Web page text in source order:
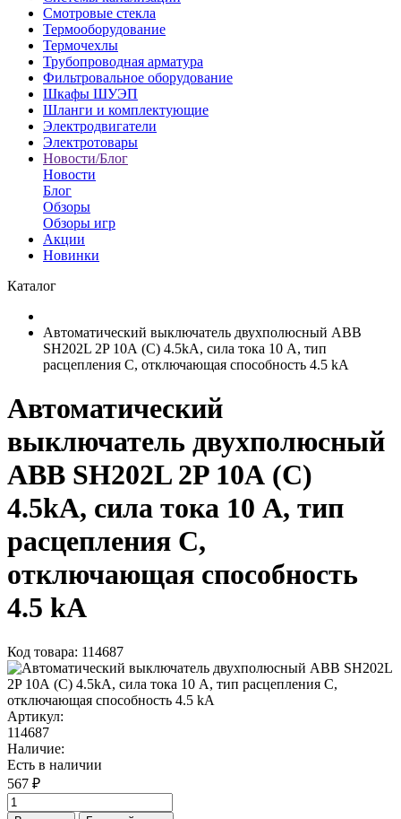
Смотровые стекла
Термооборудование
Термочехлы
Трубопроводная арматура
Фильтровальное оборудование
Шкафы ШУЭП
Шланги и комплектующие
Электродвигатели
Электротовары
Новости/Блог
Новости
Блог
Обзоры
Обзоры игр
Акции
Новинки
Каталог
Автоматический выключатель двухполюсный ABB
SH202L 2P 10А (С) 4.5kА, сила тока 10 А, тип
расцепления C, отключающая способность 4.5 kА
Автоматический
выключатель двухполюсный
ABB SH202L 2P 10А (С)
4.5kА, сила тока 10 А, тип
расцепления C,
отключающая способность
4.5 kА
Код товара: 114687
Артикул:
114687
Наличие:
Есть в наличии
567 ₽